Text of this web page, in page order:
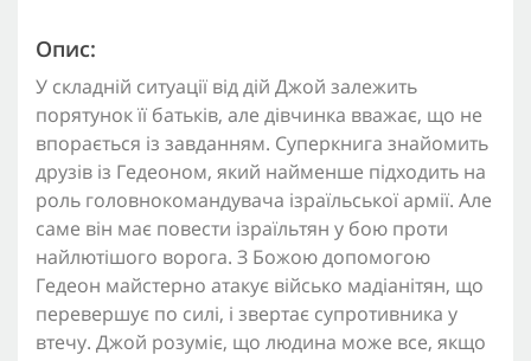
Опис:
У складній ситуації від дій Джой залежить
порятунок її батьків, але дівчинка вважає, що не
впорається із завданням. Суперкнига знайомить
друзів із Гедеоном, який найменше підходить на
роль головнокомандувача ізраїльської армії. Але
саме він має повести ізраїльтян у бою проти
найлютішого ворога. З Божою допомогою
Гедеон майстерно атакує військо мадіанітян, що
перевершує по силі, і звертає супротивника у
втечу. Джой розуміє, що людина може все, якщо